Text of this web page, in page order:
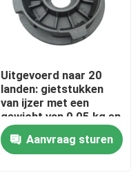
Uitgevoerd naar 20
landen: gietstukken
van ijzer met een
gewicht van 0,05 kg en
CT6-CT8 tolerantie
Aanvraag sturen